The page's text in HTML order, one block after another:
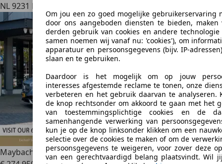
NL 9231 HS
Maybach OverigS650 Cabriolet
Om jou een zo goed mogelijke gebruikerservaring
door ons aangeboden diensten te bieden,
derden gebruik van cookies en andere technologie
samen noemen wij vanaf nu: 'cookies'), om
apparatuur en persoonsgegevens (bijv. IP-
slaan en te gebruiken.
Daardoor is het mogelijk om op jouw
interesses afgestemde reclame te tonen, onze
verbeteren en het gebruik daarvan te analyseren.
de knop rechtsonder om akkoord te gaan met het
van toestemmingsplichtige cookies en de
samenhangende verwerking van
kun je op de knop linksonder klikken om een
selectie over de cookies te maken of om de
persoonsgegevens te weigeren, voor zover deze
van een gerechtvaardigd belang plaatsvindt. Wil